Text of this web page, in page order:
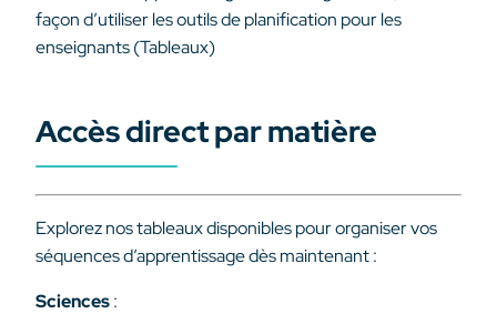
façon d’utiliser les outils de planification pour les
enseignants (Tableaux)
Accès direct par matière
Explorez nos tableaux disponibles pour organiser vos
séquences d’apprentissage dès maintenant :
Sciences: